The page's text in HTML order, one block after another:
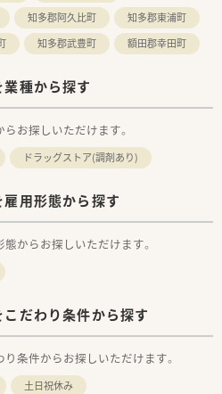
知多郡阿久比町
知多郡東浦町
知多郡武豊町 額田郡幸田町
種から探す
お探しいただけます。
ドラッグストア(調剤あり)
用形態から探す
からお探しいただけます。
だわり条件から探す
条件からお探しいただけます。
土日祝休み